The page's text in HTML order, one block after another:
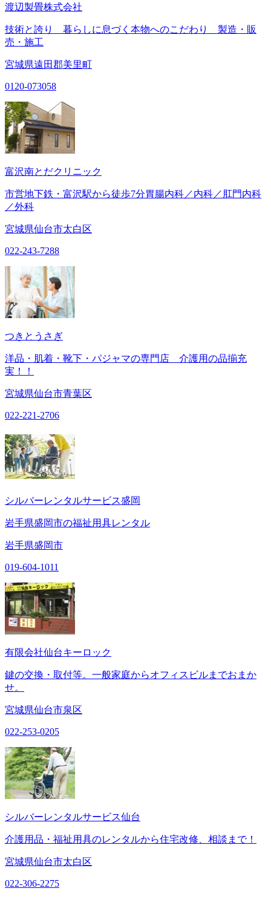
渡辺製畳株式会社
技術と誇り 暮らしに息づく本物へのこだわり 製造・販
売・施工
宮城県遠田郡美里町
0120-073058
富沢南とだクリニック
市営地下鉄・富沢駅から徒歩7分胃腸内科／内科／肛門内科
／外科
宮城県仙台市太白区
022-243-7288
つきとうさぎ
洋品・肌着・靴下・パジャマの専門店 介護用の品揃充
実！！
宮城県仙台市青葉区
022-221-2706
シルバーレンタルサービス盛岡
岩手県盛岡市の福祉用具レンタル
岩手県盛岡市
019-604-1011
有限会社仙台キーロック
鍵の交換・取付等。一般家庭からオフィスビルまでおまか
せ。
宮城県仙台市泉区
022-253-0205
シルバーレンタルサービス仙台
介護用品・福祉用具のレンタルから住宅改修、相談まで！
宮城県仙台市太白区
022-306-2275